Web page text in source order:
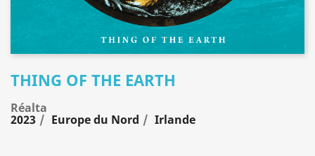
THING OF THE EARTH
Réalta
2023 Europe du Nord Irlande